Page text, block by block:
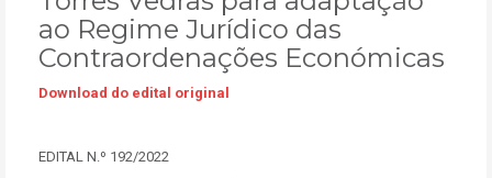
ao Regime Jurídico das
Contraordenações Económicas
Download do edital original
EDITAL N.º 192/2022